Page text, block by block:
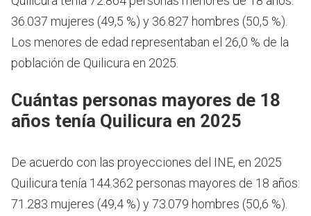
36.037 mujeres (49,5 %) y 36.827 hombres (50,5 %).
Los menores de edad representaban el 26,0 % de la
población de Quilicura en 2025.
Cuántas personas mayores de 18
años tenía Quilicura en 2025
De acuerdo con las proyecciones del INE, en 2025
Quilicura tenía 144.362 personas mayores de 18 años:
71.283 mujeres (49,4 %) y 73.079 hombres (50,6 %).